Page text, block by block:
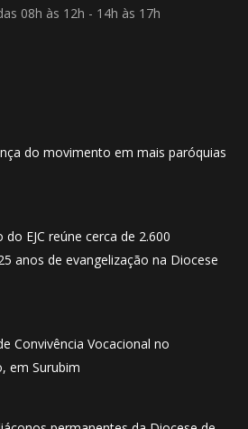
08h às 12h - 14h às 17h
do movimento em mais paróquias
EJC reúne cerca de 2.600
anos de evangelização na Diocese
Convivência Vocacional no
em Surubim